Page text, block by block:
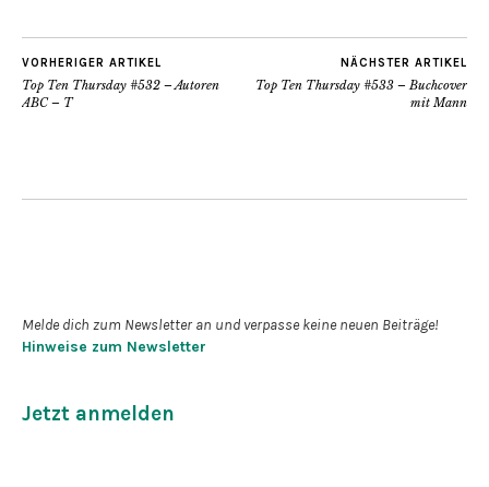
VORHERIGER ARTIKEL
Top Ten Thursday #532 – Autoren
ABC – T
NÄCHSTER ARTIKEL
Top Ten Thursday #533 – Buchcover
mit Mann
Melde dich zum Newsletter an und verpasse keine neuen Beiträge!
Hinweise zum Newsletter
Jetzt anmelden